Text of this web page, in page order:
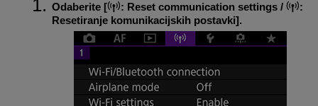
Odaberite [ : Reset communication settings/
:
Resetiranje komunikacijskih postavki].